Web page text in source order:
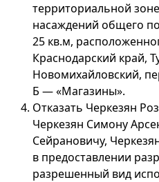
территориальной
насаждений общего
25 кв.м,
Краснодарский край,
Новомихайловский,
Б — «Магазины».
Отказать Черкезян
Черкезян Симону
Сейрановичу,
в предоставлении
разрешенный вид